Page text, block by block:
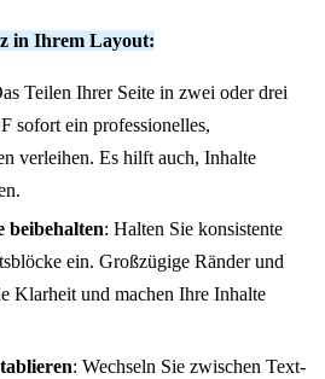
in Ihrem Layout:
Teilen Ihrer Seite in zwei oder drei
sofort ein professionelles,
verleihen. Es hilft auch, Inhalte
beibehalten: Halten Sie konsistente
ein. Großzügige Ränder und
Klarheit und machen Ihre Inhalte
: Wechseln Sie zwischen Text-